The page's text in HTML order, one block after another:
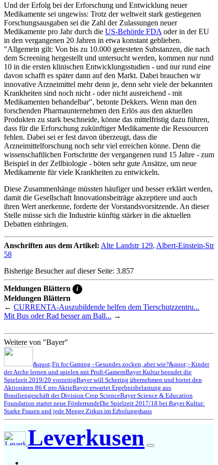
Und der Erfolg bei der Erforschung und Entwicklung neuer
Medikamente sei ungewiss: Trotz der weltweit stark gestiegenen
Forschungsausgaben sei die Zahl der Zulassungen neuer
Medikamente pro Jahr durch die US-Behörde FDA oder in der EU
in den vergangenen 20 Jahren in etwa konstant geblieben.
"Allgemein gilt: Von bis zu 10.000 getesteten Substanzen, die nach
dem Screening hergestellt und untersucht werden, kommen nur rund
10 in die ersten klinischen Entwicklungsstudien - und nur rund eine
davon schafft es später dann auf den Markt. Dabei brauchen wir
innovative Arzneimittel mehr denn je, denn sehr viele der bekannten
Krankheiten sind noch nicht - oder nicht ausreichend - mit
Medikamenten behandelbar", betonte Dekkers. Wenn man den
forschenden Pharmaunternehmen den Erlös aus den aktuellen
Produkten zu stark beschneide, könne das mittelfristig dazu führen,
dass für die Erforschung zukünftiger Medikamente die Ressourcen
fehlen. Dabei sei er fest davon überzeugt, dass die
Arzneimittelforschung noch sehr viel erreichen könne. Denn die
wissenschaftlichen Fortschritte der vergangenen rund 15 Jahre - zum
Beispiel in der Zellbiologie - böten sehr gute Ansätze, um neue
Medikamente für viele Krankheiten zu entwickeln.
Diese Zusammenhänge müssten häufiger und besser erklärt werden,
damit die Gesellschaft Innovationsbeiträge akzeptiere und auch
ihren Wert anerkenne, forderte der Vorstandsvorsitzende. An dieser
Stelle müsse sich die Industrie künftig stärker in die aktuellen
Debatten einbringen.
Anschriften aus dem Artikel: Alte Landstr 129, Albert-Einstein-Str
58
Bisherige Besucher auf dieser Seite: 3.857
Meldungen Blättern i
Meldungen Blättern
← CURRENTA-Auszubildende helfen dem Tierschutzzentru...
Mit Bus oder Rad besser am Ball... →
Weitere von "Bayer"
&quot;Fit for Gaming - Gesundes zocken, aber wie?&quot;- Kinder
der Arche lernen und spielen mit Profi-GamernBayer Kultur beendet die
Spielzeit 2019/20 vorzeitigBayer will Schering übernehmen und bietet den
Aktionären 86 € pro AktieBayer erwartet Ergebnisbelastung aus
Brasiliengeschäft der Division Crop ScienceBayer Science & Education
Foundation startet neue FörderrundeDie Spielzeit 2017/18 bei Bayer Kultur:
Starke Frauen und jede Menge Zirkus im Erholungshaus
Leverkusen